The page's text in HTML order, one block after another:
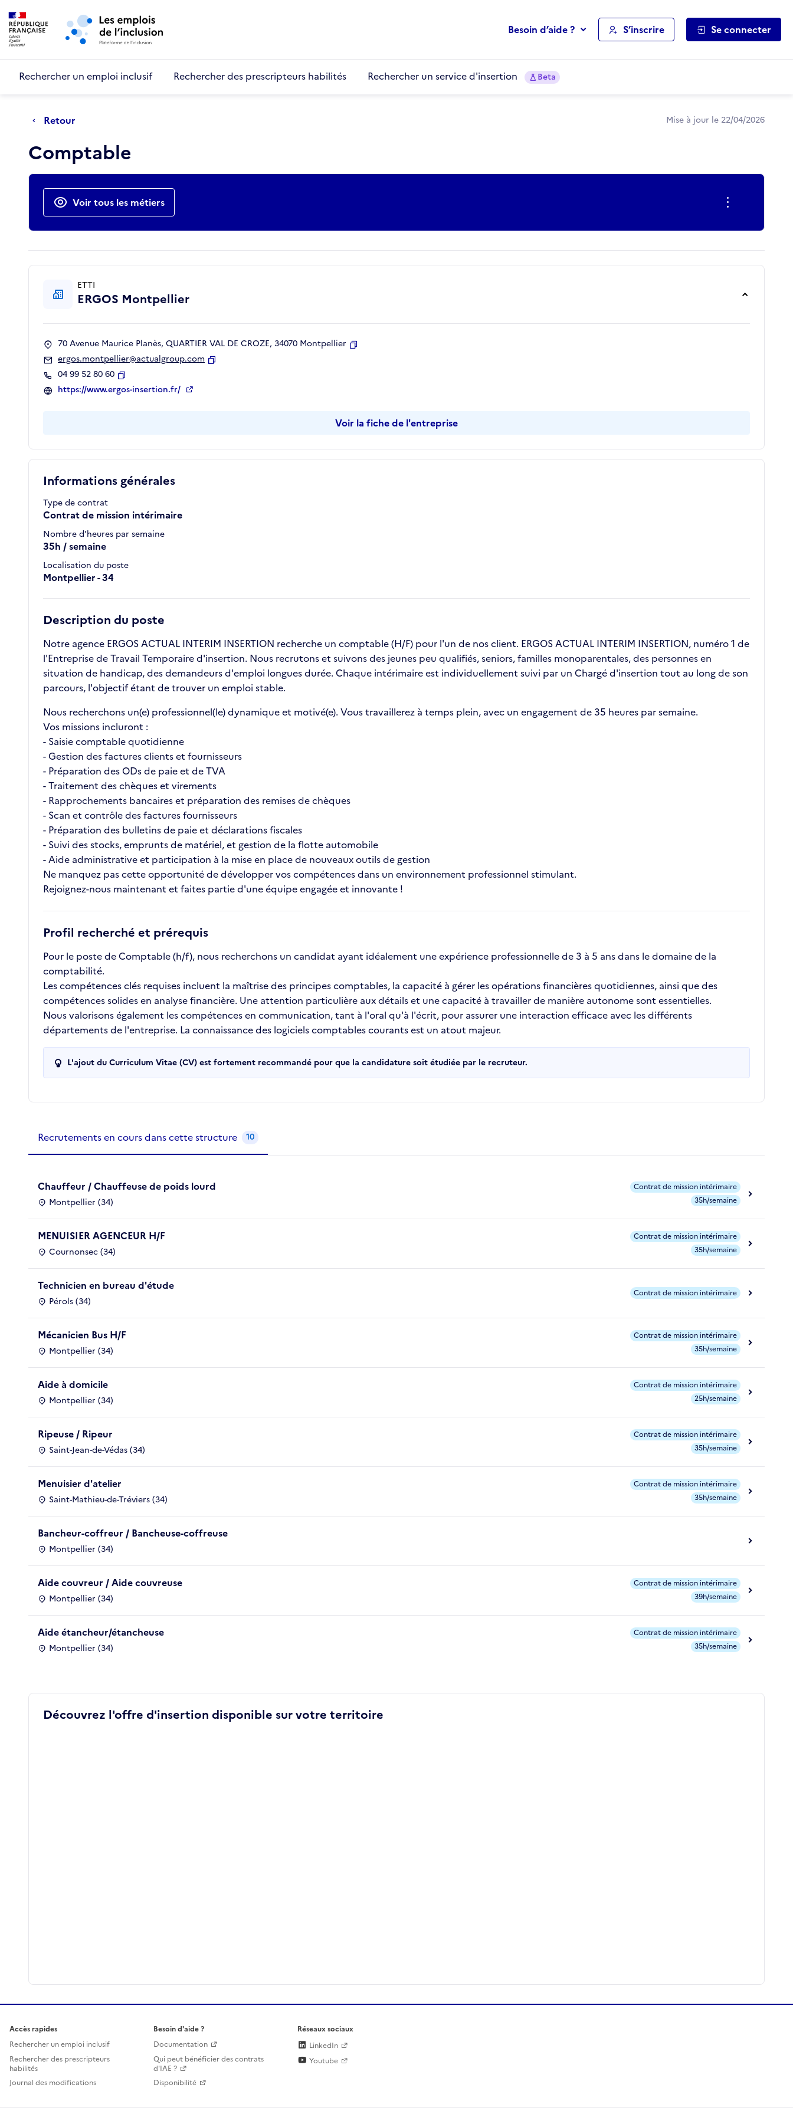
Aller au menu principal
Besoin d’aide ? S’inscrire Se connecter
Rechercher un emploi inclusif Rechercher des prescripteurs habilités Rechercher un service d'insertion Beta
Retour Mise à jour le 22/04/2026
Comptable
Actions rapides
Voir tous les métiers
Informations générales
Type de contrat
Contrat de mission intérimaire
Nombre d'heures par semaine
35h / semaine
Localisation du poste
Montpellier - 34
Description du poste
Notre agence ERGOS ACTUAL INTERIM INSERTION recherche un comptable (H/F) pour l'un de nos client. ERGOS ACTUAL INTERIM INSERTION, numéro 1 de
l'Entreprise de Travail Temporaire d'insertion. Nous recrutons et suivons des jeunes peu qualifiés, seniors, familles monoparentales, des personnes en
situation de handicap, des demandeurs d'emploi longues durée. Chaque intérimaire est individuellement suivi par un Chargé d'insertion tout au long de son
parcours, l'objectif étant de trouver un emploi stable.
Nous recherchons un(e) professionnel(le) dynamique et motivé(e). Vous travaillerez à temps plein, avec un engagement de 35 heures par semaine.
Vos missions incluront :
- Saisie comptable quotidienne
- Gestion des factures clients et fournisseurs
- Préparation des ODs de paie et de TVA
- Traitement des chèques et virements
- Rapprochements bancaires et préparation des remises de chèques
- Scan et contrôle des factures fournisseurs
- Préparation des bulletins de paie et déclarations fiscales
- Suivi des stocks, emprunts de matériel, et gestion de la flotte automobile
- Aide administrative et participation à la mise en place de nouveaux outils de gestion
Ne manquez pas cette opportunité de développer vos compétences dans un environnement professionnel stimulant.
Rejoignez-nous maintenant et faites partie d'une équipe engagée et innovante !
Profil recherché et prérequis
Pour le poste de Comptable (h/f), nous recherchons un candidat ayant idéalement une expérience professionnelle de 3 à 5 ans dans le domaine de la
comptabilité.
Les compétences clés requises incluent la maîtrise des principes comptables, la capacité à gérer les opérations financières quotidiennes, ainsi que des
compétences solides en analyse financière. Une attention particulière aux détails et une capacité à travailler de manière autonome sont essentielles.
Nous valorisons également les compétences en communication, tant à l'oral qu'à l'écrit, pour assurer une interaction efficace avec les différents
départements de l'entreprise. La connaissance des logiciels comptables courants est un atout majeur.
L'ajout du Curriculum Vitae (CV) est fortement recommandé pour que la candidature soit étudiée par le recruteur.
ETTI
ERGOS Montpellier
70 Avenue Maurice Planès, QUARTIER VAL DE CROZE, 34070 Montpellier
ergos.montpellier@actualgroup.com
04 99 52 80 60
Copier
https://www.ergos-insertion.fr/
Voir la fiche de l'entreprise
Recrutements de la structure
Recrutements en cours dans cette structure 10
Chauffeur / Chauffeuse de poids lourd
Montpellier (34)
Contrat de mission intérimaire
35h/semaine
MENUISIER AGENCEUR H/F
Cournonsec (34)
Contrat de mission intérimaire
35h/semaine
Technicien en bureau d'étude
Pérols (34)
Contrat de mission intérimaire
Mécanicien Bus H/F
Montpellier (34)
Contrat de mission intérimaire
35h/semaine
Aide à domicile
Montpellier (34)
Contrat de mission intérimaire
25h/semaine
Ripeuse / Ripeur
Saint-Jean-de-Védas (34)
Contrat de mission intérimaire
35h/semaine
Menuisier d'atelier
Saint-Mathieu-de-Tréviers (34)
Contrat de mission intérimaire
35h/semaine
Bancheur-coffreur / Bancheuse-coffreuse
Montpellier (34)
Aide couvreur / Aide couvreuse
Montpellier (34)
Contrat de mission intérimaire
39h/semaine
Aide étancheur/étancheuse
Montpellier (34)
Contrat de mission intérimaire
35h/semaine
Découvrez l'offre d'insertion disponible sur votre territoire
Accès rapides
Rechercher un emploi inclusif
Rechercher des prescripteurs
habilités
Journal des modifications
Besoin d'aide ?
Documentation
Qui peut bénéficier des contrats
d'IAE ?
Disponibilité
Réseaux sociaux
LinkedIn
Youtube